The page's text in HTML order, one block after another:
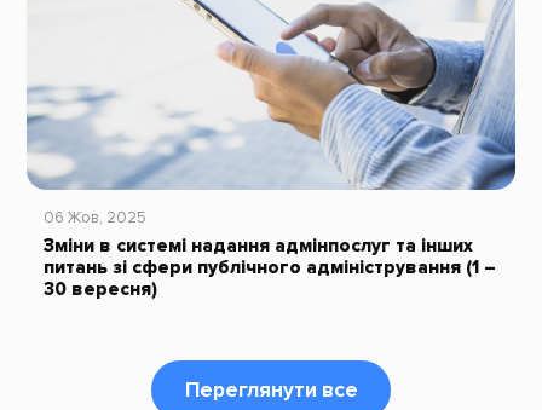
06 Жов, 2025
Зміни в системі надання адмінпослуг та інших
питань зі сфери публічного адміністрування (1 –
30 вересня)
Переглянути все